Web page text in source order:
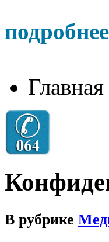
подробнее
Главная
В рубрике